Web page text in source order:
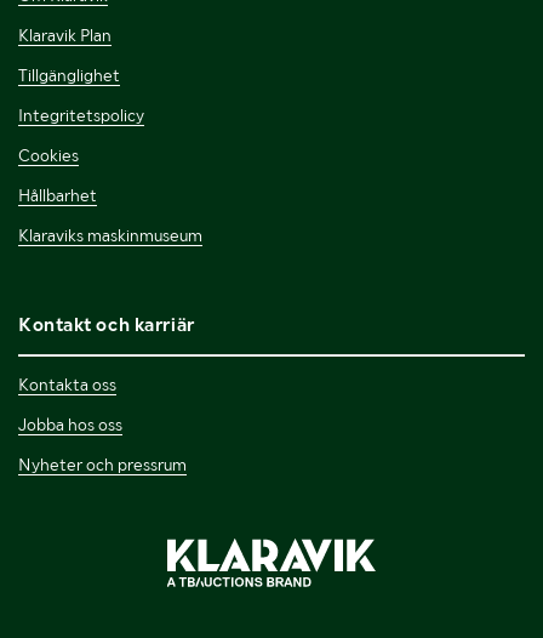
Klaravik Plan
Tillgänglighet
Integritetspolicy
Cookies
Hållbarhet
Klaraviks maskinmuseum
Kontakt och karriär
Kontakta oss
Jobba hos oss
Nyheter och pressrum